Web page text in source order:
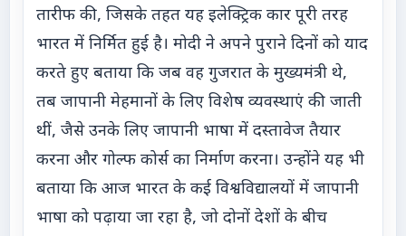
तारीफ की, जिसके तहत यह इलेक्ट्रिक कार पूरी तरह
भारत में निर्मित हुई है। मोदी ने अपने पुराने दिनों को याद
करते हुए बताया कि जब वह गुजरात के मुख्यमंत्री थे,
तब जापानी मेहमानों के लिए विशेष व्यवस्थाएं की जाती
थीं, जैसे उनके लिए जापानी भाषा में दस्तावेज तैयार
करना और गोल्फ कोर्स का निर्माण करना। उन्होंने यह भी
बताया कि आज भारत के कई विश्वविद्यालयों में जापानी
भाषा को पढ़ाया जा रहा है, जो दोनों देशों के बीच